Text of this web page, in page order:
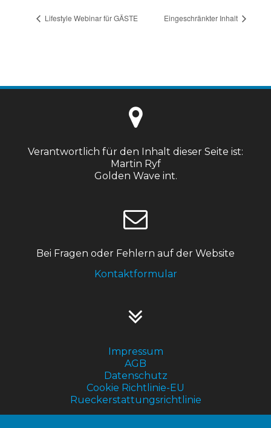
Lifestyle Webinar für GÄSTE Eingeschränkter Inhalt
Verantwortlich für den Inhalt dieser Seite ist:
Martin Ryf
Golden Wave int.
Bei Fragen oder Fehlern auf der Website
Kontaktformular
Impressum
AGB
Datenschutz
Cookie Richtlinie-EU
Rueckerstattungsrichtlinie